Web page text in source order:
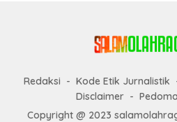
Redaksi Kode Etik Jurnalistik
Disclaimer
Copyright @ 2023